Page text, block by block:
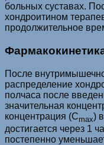
больных суставах.
хондроитином
продолжительное
После
распределение
полчаса после
значительная
концентрация (Cmax)
достигается через 1
постепенно